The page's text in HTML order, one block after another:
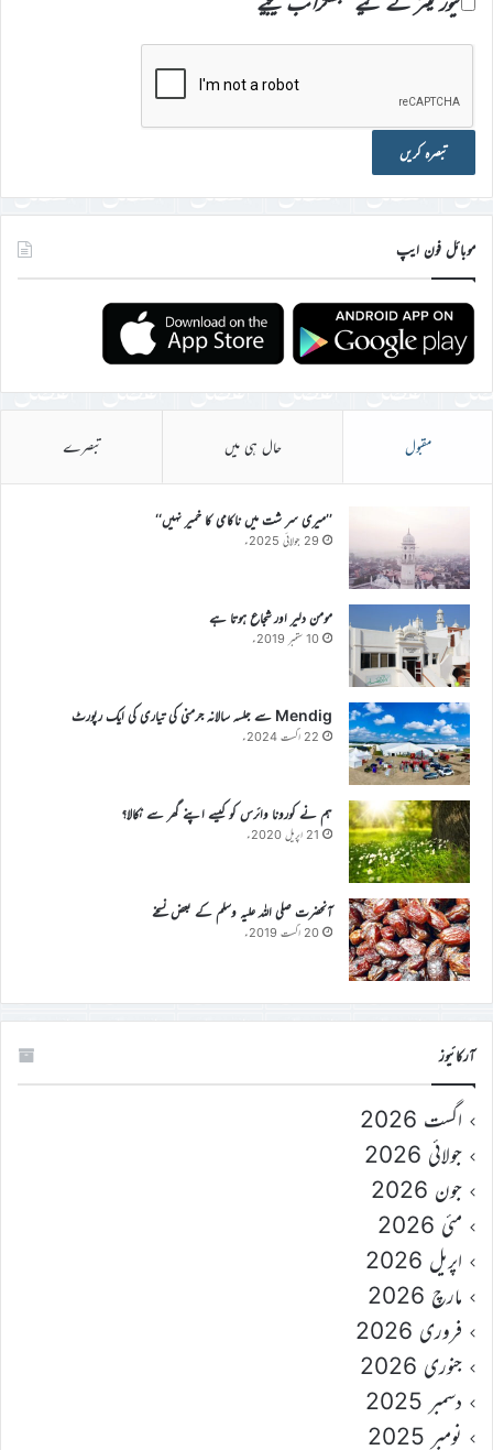
موبائل فون ایپ
مقبول حال ہی میں تبصرے
’’میری سر شت میں ناکامی کا خمیر نہیں‘‘
29 جولائی 2025ء
مومن دلیر اور شجاع ہوتا ہے
10 ستمبر 2019ء
Mendig سے جلسہ سالانہ جرمنی کی تیاری کی ایک رپورٹ
22 اگست 2024ء
ہم نے کورونا وائرس کو کیسے اپنے گھر سے نکالا؟
21 اپریل 2020ء
آنحضرت صلی اللہ علیہ وسلم کے بعض نسخے
20 اگست 2019ء
آرکائیوز
اگست 2026
جولائی 2026
جون 2026
مئی 2026
اپریل 2026
مارچ 2026
فروری 2026
جنوری 2026
دسمبر 2025
نومبر 2025